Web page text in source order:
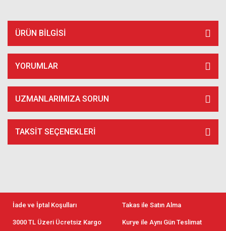
ÜRÜN BILGISI
YORUMLAR
UZMANLARIMIZA SORUN
TAKSIT SEÇENEKLERI
İade ve İptal Koşulları Takas ile Satın Alma
3000 TL Üzeri Ücretsiz Kargo Kurye ile Aynı Gün Teslimat